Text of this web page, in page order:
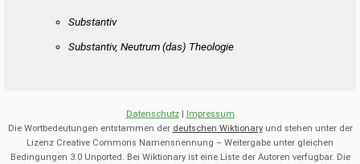
Substantiv
Substantiv, Neutrum(das) Theologie
Datenschutz| Impressum
Die Wortbedeutungen entstammen der deutschen Wiktionaryund stehen unter der
Lizenz Creative Commons Namensnennung – Weitergabe unter gleichen
Bedingungen 3.0 Unported. Bei Wiktionary ist eine Liste der Autoren verfügbar. Die